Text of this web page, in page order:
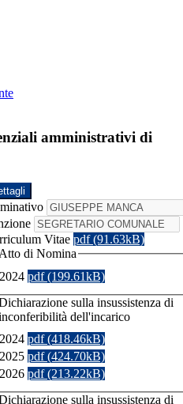
amministrativi di
Vitae pdf (91.63kB)
Atto di Nomina
2024 pdf (199.61kB)
sulla insussistenza di
dell'incarico
2024 pdf (418.46kB)
2025 pdf (424.70kB)
2026 pdf (213.22kB)
sulla insussistenza di